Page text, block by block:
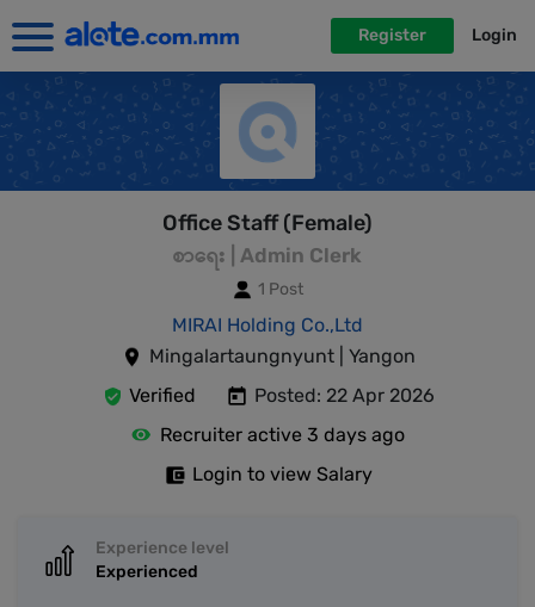
Register Login
Office Staff (Female)
စာရေး | Admin Clerk
1 Post
MIRAI Holding Co.,Ltd
Mingalartaungnyunt | Yangon
Verified
Posted: 22 Apr 2026
Recruiter active 3 days ago
Login to view Salary
Experience level
Experienced